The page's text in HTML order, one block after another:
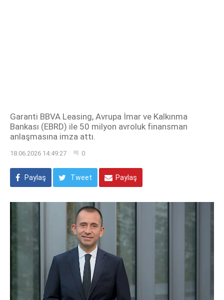
Garanti BBVA Leasing, Avrupa İmar ve Kalkınma
Bankası (EBRD) ile 50 milyon avroluk finansman
anlaşmasına imza attı.
18.06.2026 14:49:27 0
Paylaş Tweet Paylaş